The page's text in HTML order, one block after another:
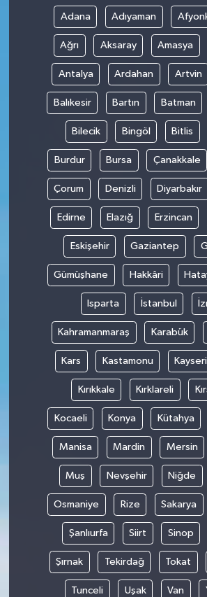
Adana Adıyaman
Ağrı Aksaray Amasya
Antalya Ardahan Artvin
Balıkesir Bartın Batman
Bilecik Bingöl Bitlis
Burdur Bursa Çanakkale
Çorum Denizli Diyarbakır
Edirne Elazığ Erzincan
Eskişehir Gaziantep
Gümüşhane Hakkâri
Isparta İstanbul
Kahramanmaraş Karabük
Kars Kastamonu Kayseri
Kırıkkale Kırklareli
Kocaeli Konya Kütahya
Manisa Mardin Mersin
Muş Nevşehir Niğde
Osmaniye Rize Sakarya
Şanlıurfa Siirt Sinop
Şırnak Tekirdağ Tokat
Tunceli Uşak Van